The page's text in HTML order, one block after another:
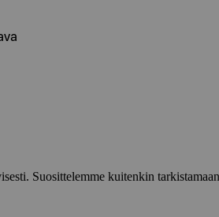
Suosittelemme kuitenkin